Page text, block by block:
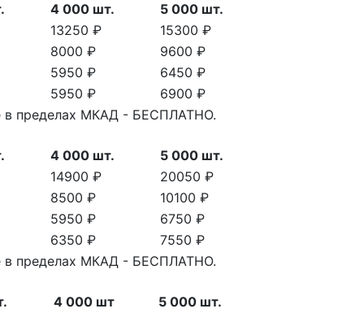
4 000 шт.
5 000 шт.
13250 ₽
15300 ₽
8000 ₽
9600 ₽
5950 ₽
6450 ₽
5950 ₽
6900 ₽
в пределах МКАД - БЕСПЛАТНО.
4 000 шт.
5 000 шт.
14900 ₽
20050 ₽
8500 ₽
10100 ₽
5950 ₽
6750 ₽
6350 ₽
7550 ₽
в пределах МКАД - БЕСПЛАТНО.
4 000 шт
5 000 шт.